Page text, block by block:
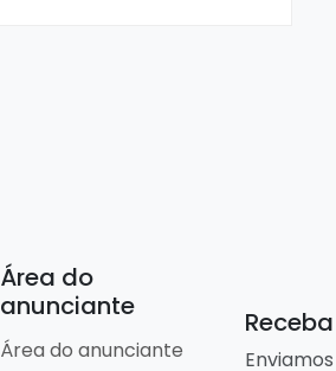
Área do
anunciante
Área do anunciante